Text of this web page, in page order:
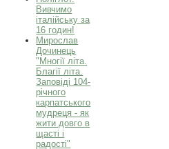
Вивчимо
італійську за
16 годин!
Мирослав
Дочинець
"Многії літа.
Благії літа.
Заповіді 104-
річного
карпатського
мудреця - як
жити довго в
щасті і
радості"